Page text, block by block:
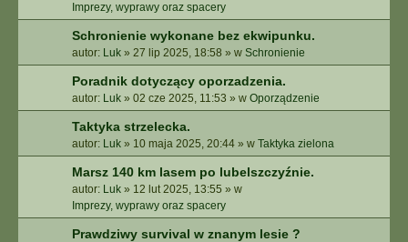
Z
W
Imprezy, wyprawy oraz spacery
Schronienie wykonane bez ekwipunku.
autor: Luk » 27 lip 2025, 18:58 » w Schronienie
Poradnik dotyczący oporzadzenia.
autor: Luk » 02 cze 2025, 11:53 » w Oporządzenie
Taktyka strzelecka.
autor: Luk » 10 maja 2025, 20:44 » w Taktyka zielona
Marsz 140 km lasem po lubelszczyźnie.
autor: Luk » 12 lut 2025, 13:55 » w
Imprezy, wyprawy oraz spacery
Prawdziwy survival w znanym lesie ?